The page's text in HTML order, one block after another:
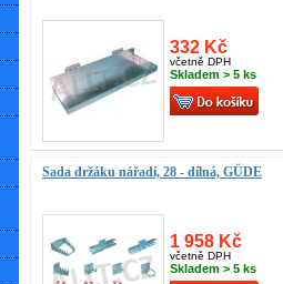
332 Kč
včetně DPH
Skladem > 5 ks
Sada držáku nářadí, 28 - dílná, GÜDE
1 958 Kč
včetně DPH
Skladem > 5 ks